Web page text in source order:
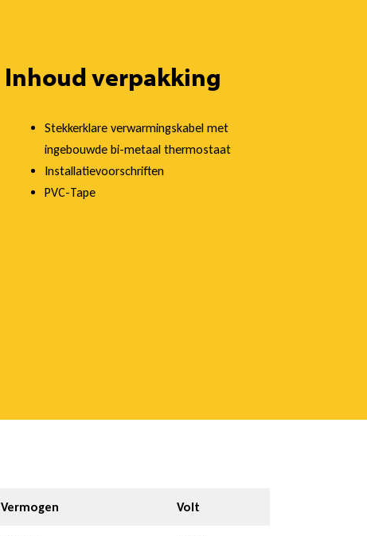
Inhoud verpakking
Stekkerklare verwarmingskabel met
ingebouwde bi-metaal thermostaat
Installatievoorschriften
PVC-Tape
Vermogen Volt